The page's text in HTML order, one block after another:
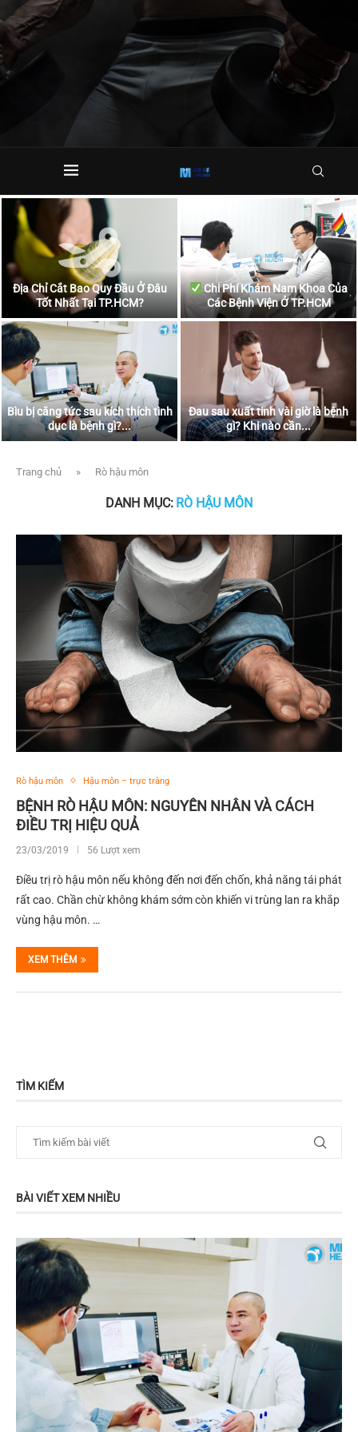
Địa Chỉ Cắt Bao Quy Đầu Ở Đâu
Tốt Nhất Tại TP.HCM?
Chi Phí Khám Nam Khoa Của
Các Bệnh Viện Ở TP.HCM
Bìu bị căng tức sau kích thích tình
dục là bệnh gì?...
Đau sau xuất tinh vài giờ là bệnh
gì? Khi nào cần...
Trang chủ » Rò hậu môn
DANH MỤC: RÒ HẬU MÔN
Rò hậu môn Hậu môn – trực tràng
BỆNH RÒ HẬU MÔN: NGUYÊN NHÂN VÀ CÁCH
ĐIỀU TRỊ HIỆU QUẢ
23/03/2019 56 Lượt xem
Điều trị rò hậu môn nếu không đến nơi đến chốn, khả năng tái phát
rất cao. Chần chừ không khám sớm còn khiến vi trùng lan ra khắp
vùng hậu môn. …
XEM THÊM
TÌM KIẾM
BÀI VIẾT XEM NHIỀU